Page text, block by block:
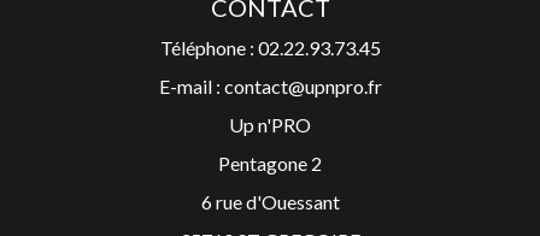
CONTACT
Téléphone : 02.22.93.73.45
E-mail : contact@upnpro.fr
Up n'PRO
Pentagone 2
6 rue d'Ouessant